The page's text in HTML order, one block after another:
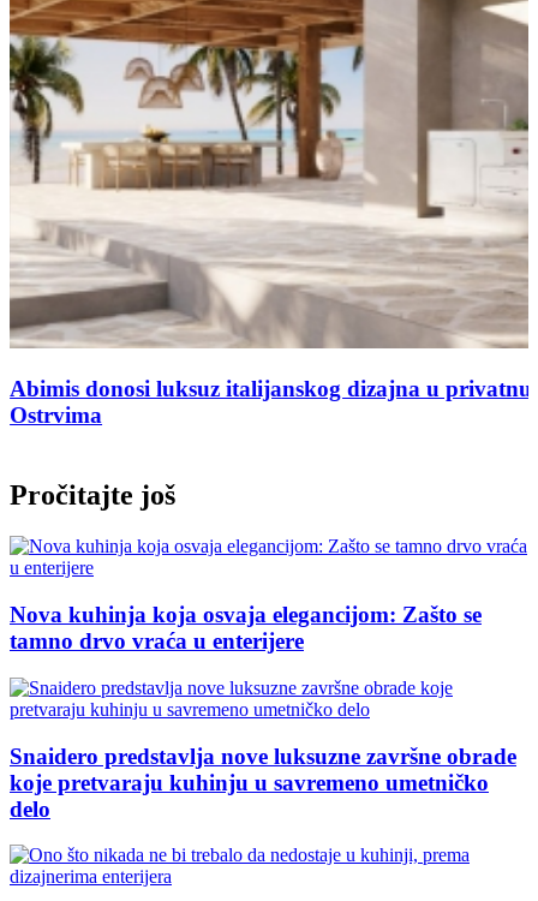
Abimis donosi luksuz italijanskog dizajna u
Ostrvima
Pročitajte još
Nova kuhinja koja osvaja elegancijom: Zašto se
tamno drvo vraća u enterijere
Snaidero predstavlja nove luksuzne završne obrade
koje pretvaraju kuhinju u savremeno umetničko
delo